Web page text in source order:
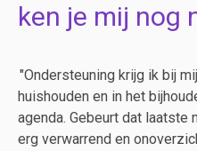
ken je mij nog
"Ondersteuning krijg ik bij
huishouden en in het
agenda. Gebeurt dat laatste
erg verwarrend en